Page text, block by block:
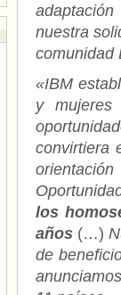
nuestra
comunidad
«IBM
y
convirtiera
los
años (…)
de